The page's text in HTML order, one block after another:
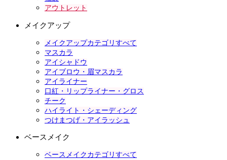
アウトレット
メイクアップ
メイクアップカテゴリすべて
マスカラ
アイシャドウ
アイブロウ・眉マスカラ
アイライナー
口紅・リップライナー・グロス
チーク
ハイライト・シェーディング
つけまつげ・アイラッシュ
ベースメイク
ベースメイクカテゴリすべて